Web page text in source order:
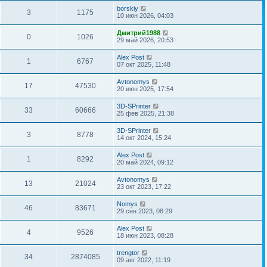
3 1175
borskiy
10 июн 2026, 04:03
0 1026
Дмитрий1988
29 май 2026, 20:53
1 6767
Alex Post
07 окт 2025, 11:48
17 47530
Avtonomys
20 июн 2025, 17:54
33 60666
3D-SPrinter
25 фев 2025, 21:38
3 8778
3D-SPrinter
14 окт 2024, 15:24
1 8292
Alex Post
20 май 2024, 09:12
13 21024
Avtonomys
23 окт 2023, 17:22
46 83671
Nomys
29 сен 2023, 08:29
4 9526
Alex Post
18 июн 2023, 08:28
34 2874085
trengtor
09 авг 2022, 11:19